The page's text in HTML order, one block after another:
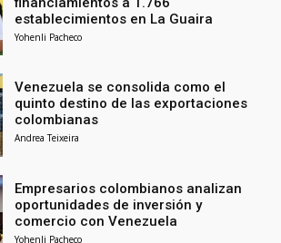
establecimientos en La Guaira
Yohenli Pacheco
Venezuela se consolida como el
quinto destino de las exportaciones
colombianas
Andrea Teixeira
Empresarios colombianos analizan
oportunidades de inversión y
comercio con Venezuela
Yohenli Pacheco